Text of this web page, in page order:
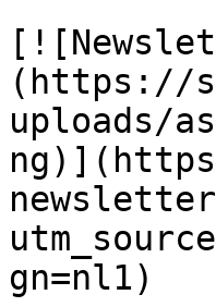
(https://
uploads/
gn=nl1)